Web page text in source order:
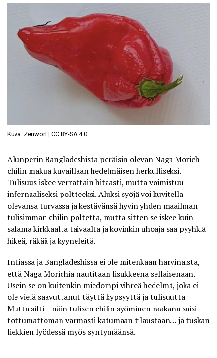
Kuva: Zenwort | CC BY-SA 4.0
Alunperin Bangladeshista peräisin olevan Naga Morich -
chilin makua kuvaillaan hedelmäisen herkulliseksi.
Tulisuus iskee verrattain hitaasti, mutta voimistuu
infernaaliseksi poltteeksi. Aluksi syöjä voi kuvitella
olevansa turvassa ja kestävänsä hyvin yhden maailman
tulisimman chilin poltetta, mutta sitten se iskee kuin
salama kirkkaalta taivaalta ja kovinkin uhoaja saa pyyhkiä
hikeä, räkää ja kyyneleitä.
Intiassa ja Bangladeshissa ei ole mitenkään harvinaista,
ettäNaga Morichia nautitaan lisukkeena sellaisenaan.
Usein se on kuitenkin miedompi vihreä hedelmä, joka ei
ole vielä saavuttanut täyttä kypsyyttä ja tulisuutta.
Mutta silti – näin tulisen chilin syöminen raakana saisi
tottumattoman varmasti katumaan tilaustaan… ja tuskan
liekkien lyödessä myös syntymäänsä.